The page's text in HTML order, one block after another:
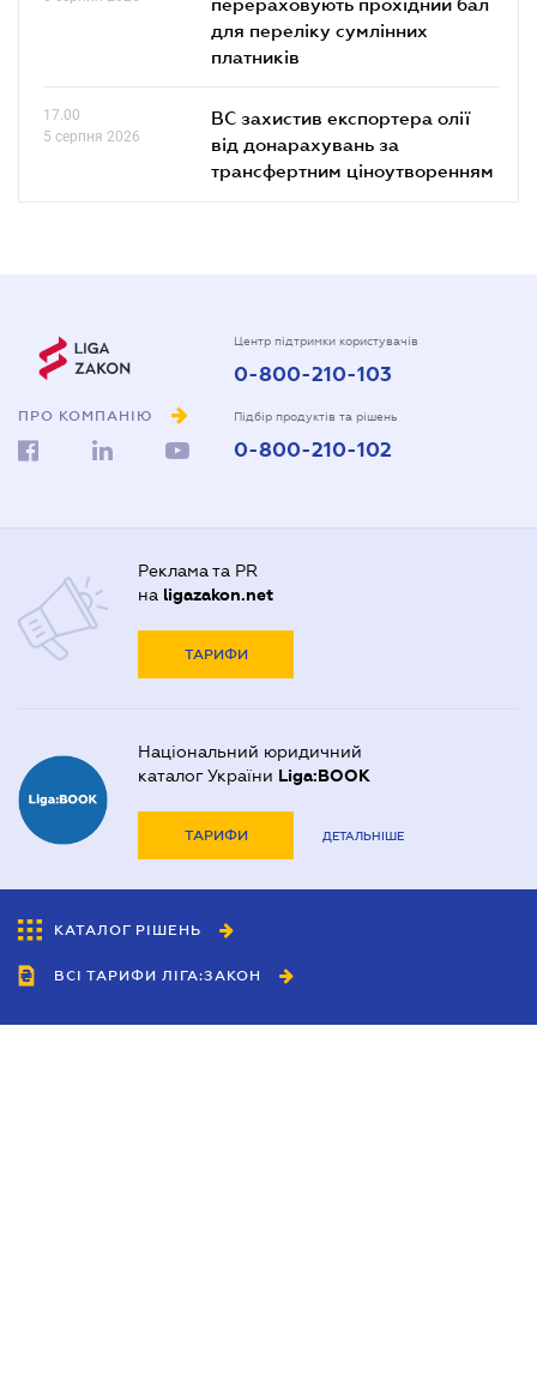
для переліку сумлінних
платників
17.00
5 серпня 2026
ВС захистив експортера олії
від донарахувань за
трансфертним ціноутворенням
ПРО КОМПАНІЮ
Центр підтримки користувачів
0-800-210-103
Підбір продуктів та рішень
0-800-210-102
Реклама та PR
на ligazakon.net
ТАРИФИ
Національний юридичний
каталог України Liga:BOOK
ТАРИФИ ДЕТАЛЬНІШЕ
КАТАЛОГ РІШЕНЬ
ВСІ ТАРИФИ ЛІГА:ЗАКОН